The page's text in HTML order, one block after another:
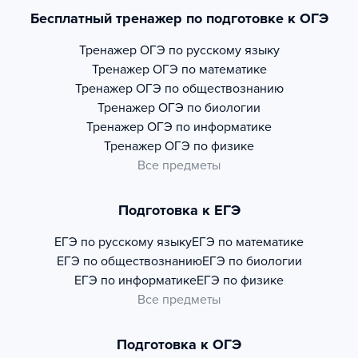
Бесплатный тренажер по подготовке к ОГЭ
Тренажер ОГЭ по русскому языку
Тренажер ОГЭ по математике
Тренажер ОГЭ по обществознанию
Тренажер ОГЭ по биологии
Тренажер ОГЭ по информатике
Тренажер ОГЭ по физике
Все предметы
Подготовка к ЕГЭ
ЕГЭ по русскому языкуЕГЭ по математике
ЕГЭ по обществознаниюЕГЭ по биологии
ЕГЭ по информатикеЕГЭ по физике
Все предметы
Подготовка к ОГЭ